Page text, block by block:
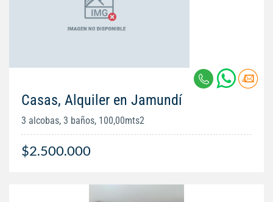
Casas, Alquiler en Jamundí
3 alcobas, 3 baños, 100,00mts2
$2.500.000